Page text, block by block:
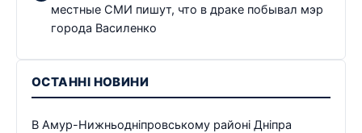
местные СМИ пишут, что в драке побывал мэр
города Василенко
ОСТАННІ НОВИНИ
В Амур-Нижньодніпровському районі Дніпра